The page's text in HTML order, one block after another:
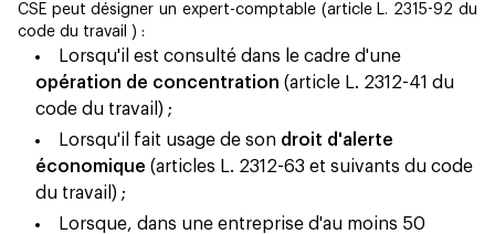
CSE peut désigner un expert-comptable (article L. 2315-92 du
code du travail ) :
Lorsqu'il est consulté dans le cadre d'une
opération de concentration (article L. 2312-41 du
code du travail) ;
Lorsqu'il fait usage de son droit d'alerte
économique (articles L. 2312-63 et suivants du code
du travail) ;
Lorsque, dans une entreprise d'au moins 50